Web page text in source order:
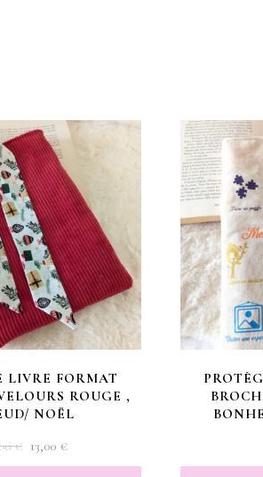
LIVRE FORMAT
ROUGE ,
NOËL
€ LE
PRIX
13,00 €LE
PRIX